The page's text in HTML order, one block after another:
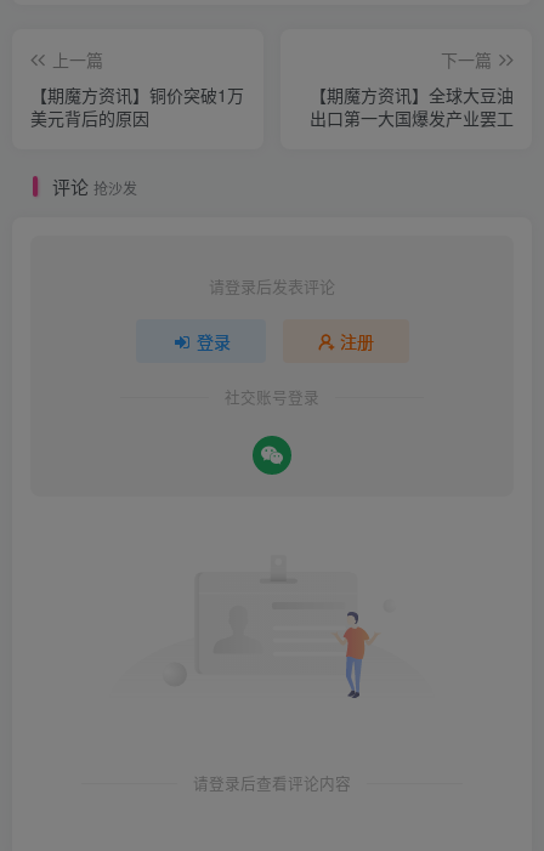
上一篇
【期魔方资讯】铜价突破1万
美元背后的原因
下一篇
【期魔方资讯】全球大豆油
出口第一大国爆发产业罢工
评论 抢沙发
请登录后发表评论
登录 注册
社交账号登录
请登录后查看评论内容